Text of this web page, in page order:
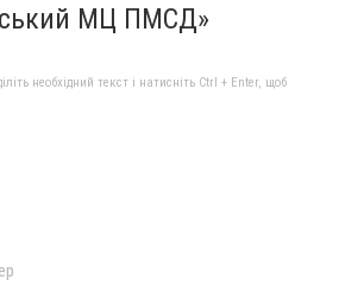
МЦ ПМСД»
необхідний текст і натисніть Ctrl + Enter, щоб